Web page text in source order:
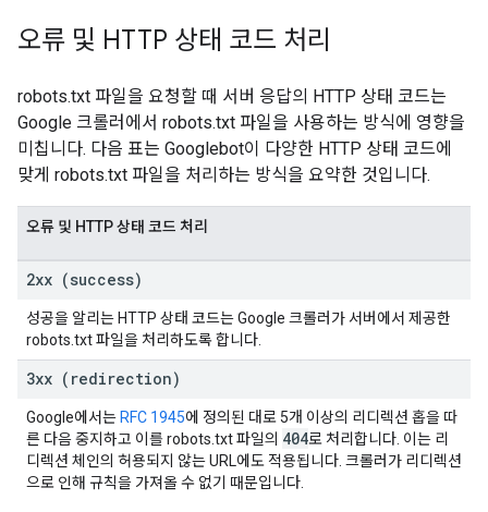
오류 및 HTTP 상태 코드 처리
robots.txt 파일을 요청할 때 서버 응답의 HTTP 상태 코드는
Google 크롤러에서 robots.txt 파일을 사용하는 방식에 영향을
미칩니다. 다음 표는 Googlebot이 다양한 HTTP 상태 코드에
맞게 robots.txt 파일을 처리하는 방식을 요약한 것입니다.
오류 및 HTTP 상태 코드 처리
2xx (success)
성공을 알리는 HTTP 상태 코드는 Google 크롤러가 서버에서 제공한
robots.txt 파일을 처리하도록 합니다.
3xx (redirection)
Google에서는 RFC 1945에 정의된 대로 5개 이상의 리디렉션 홉을 따
른 다음 중지하고 이를 robots.txt 파일의 404로 처리합니다. 이는 리
디렉션 체인의 허용되지 않는 URL에도 적용됩니다. 크롤러가 리디렉션
으로 인해 규칙을 가져올 수 없기 때문입니다.